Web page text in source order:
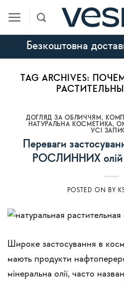
content
Безкоштовна
TAG ARCHIVES:
ДОГЛЯД ЗА ОБЛИЧЧЯМ ,
НАТУРАЛЬНА КОСМЕТИКА,
УСI
Переваги
РОСЛИННИХ олій в
POSTED ON BY
Широке застосування в
мають продукти
мінеральна олії, часто